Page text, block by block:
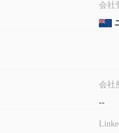
会社
会社
--